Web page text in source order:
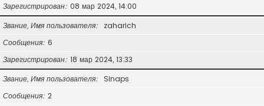
Зарегистрирован 08 мар 2024, 14:00
Звание, Имя пользователя
zaharich
Сообщения 6
Зарегистрирован 18 мар 2024, 13:33
Звание, Имя пользователя
Sinaps
Сообщения 2